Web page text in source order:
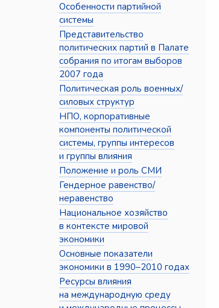
Особенности партийной
системы
Представительство
политических партий в Палате
собрания по итогам выборов
2007 года
Политическая роль военных/
силовых структур
НПО, корпоративные
компоненты политической
системы, группы интересов
и группы влияния
Положение и роль СМИ
Гендерное равенство/
неравенство
Национальное хозяйство
в контексте мировой
экономики
Основные показатели
экономики в 1990–2010 годах
Ресурсы влияния
на международную среду